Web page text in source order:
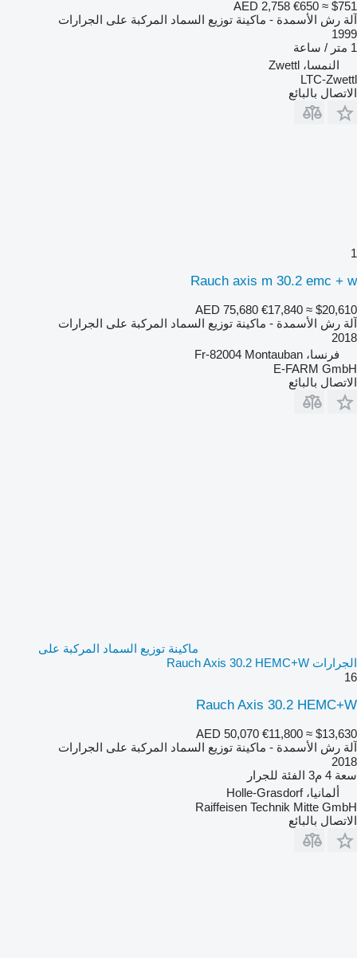
AED 2,758 €650 ≈ $751
آلة رش الأسمدة - ماكينة توزيع السماد المركبة على الجرارات
1999
1 متر / ساعة
النمسا، Zwettl
LTC-Zwettl
الاتصال بالبائع
1
Rauch axis m 30.2 emc + w
AED 75,680 €17,840 ≈ $20,610
آلة رش الأسمدة - ماكينة توزيع السماد المركبة على الجرارات
2018
فرنسا، Fr-82004 Montauban
E-FARM GmbH
الاتصال بالبائع
ماكينة توزيع السماد المركبة على
الجرارات Rauch Axis 30.2 HEMC+W
16
Rauch Axis 30.2 HEMC+W
AED 50,070 €11,800 ≈ $13,630
آلة رش الأسمدة - ماكينة توزيع السماد المركبة على الجرارات
2018
سعة 4 م3 الفئة للجرار
ألمانيا، Holle-Grasdorf
Raiffeisen Technik Mitte GmbH
الاتصال بالبائع